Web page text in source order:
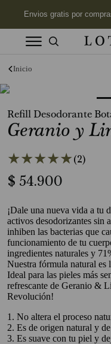
Refill Desodorante
Geranio y
★★★★★ (2)
$ 54.900
¡Dale una nueva vida a tu
activos desodorizantes sin
inhiben las bacterias que
funcionamiento de tu
ingredientes naturales y
Nuestra fórmula natural es
Ideal para las pieles más
refrescante de Geranio &
Revolución!
1. No altera el proceso
2. Es de origen natural y
3. Es suave con tu piel y
Términos más
2. Labios
3. Jabon
4. Velas
5 Aceite
7. Jabón Cuerpo
8. Desodorante
9. Tonka
10. Mimosa